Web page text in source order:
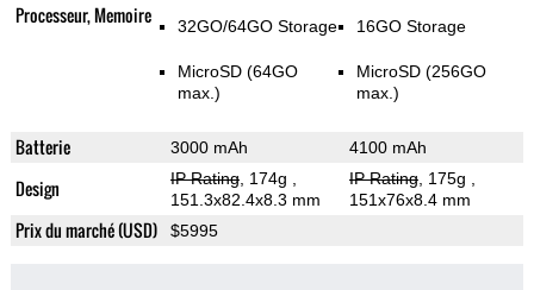
Processeur, Memoire 32GO/64GO Storage
MicroSD (64GO
max.)
16GO Storage
MicroSD (256GO
max.)
Batterie 3000 mAh 4100 mAh
Design IP Rating, 174g
151.3x82.4x8.3 mm
IP Rating, 175g
151x76x8.4 mm
Prix du marché (USD) $5995